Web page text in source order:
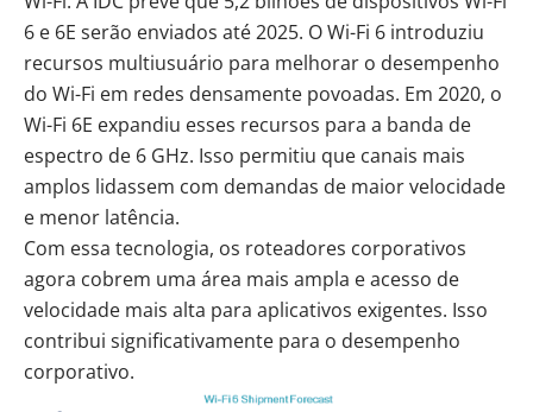
6 e 6E serão enviados até 2025. O Wi-Fi 6 introduziu
recursos multiusuário para melhorar o desempenho
do Wi-Fi em redes densamente povoadas. Em 2020, o
Wi-Fi 6E expandiu esses recursos para a banda de
espectro de 6 GHz. Isso permitiu que canais mais
amplos lidassem com demandas de maior velocidade
e menor latência.
Com essa tecnologia, os roteadores corporativos
agora cobrem uma área mais ampla e acesso de
velocidade mais alta para aplicativos exigentes. Isso
contribui significativamente para o desempenho
corporativo.